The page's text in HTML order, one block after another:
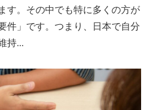
す。その中でも特に多くの方が
件」です。つまり、日本で自分
持...